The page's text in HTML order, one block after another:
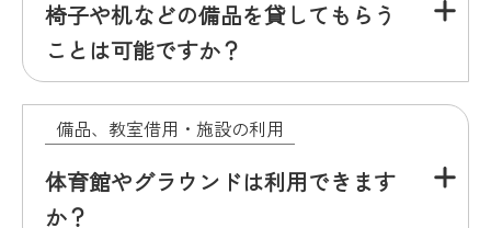
椅子や机などの備品を貸してもらう
ことは可能ですか？
備品、教室借用・施設の利用
体育館やグラウンドは利用できます
か？